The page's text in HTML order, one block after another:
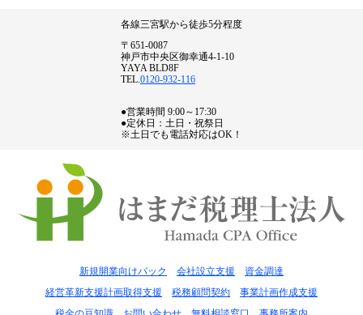
各線三宮駅から徒歩5分程度
〒651-0087
神戸市中央区御幸通4-1-10
YAYA BLD8F
TEL.0120-932-116
●営業時間 9:00～17:30
●定休日：土日・祝祭日
※土日でも電話対応はOK！
新規開業向けパック 会社設立支援
資金調達
経営革新支援計画取得支援
税務顧問契約
事業計画作成支援